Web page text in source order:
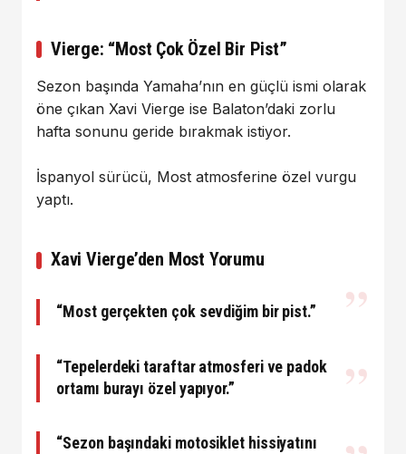
Vierge: “Most Çok Özel Bir Pist”
Sezon başında Yamaha’nın en güçlü ismi olarak
öne çıkan Xavi Vierge ise Balaton’daki zorlu
hafta sonunu geride bırakmak istiyor.
İspanyol sürücü, Most atmosferine özel vurgu
yaptı.
Xavi Vierge’den Most Yorumu
“Most gerçekten çok sevdiğim bir pist.”
“Tepelerdeki taraftar atmosferi ve padok
ortamı burayı özel yapıyor.”
“Sezon başındaki motosiklet hissiyatını